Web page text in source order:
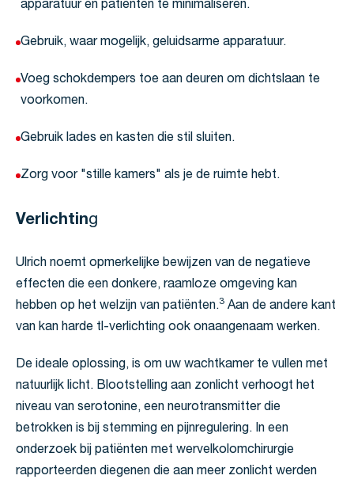
apparatuur en patiënten te minimaliseren.
Gebruik, waar mogelijk, geluidsarme apparatuur.
Voeg schokdempers toe aan deuren om dichtslaan te
voorkomen.
Gebruik lades en kasten die stil sluiten.
Zorg voor "stille kamers" als je de ruimte hebt.
Verlichting
Ulrich noemt opmerkelijke bewijzen van de negatieve
effecten die een donkere, raamloze omgeving kan
hebben op het welzijn van patiënten.3 Aan de andere kant
van kan harde tl-verlichting ook onaangenaam werken.
De ideale oplossing, is om uw wachtkamer te vullen met
natuurlijk licht. Blootstelling aan zonlicht verhoogt het
niveau van serotonine, een neurotransmitter die
betrokken is bij stemming en pijnregulering. In een
onderzoek bij patiënten met wervelkolomchirurgie
rapporteerden diegenen die aan meer zonlicht werden